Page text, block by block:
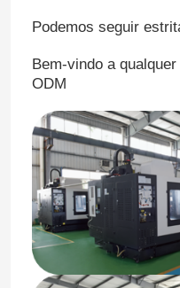
molde líquido do
Moagem por injecção
Podemos seguir
Bem-vindo a
ODM